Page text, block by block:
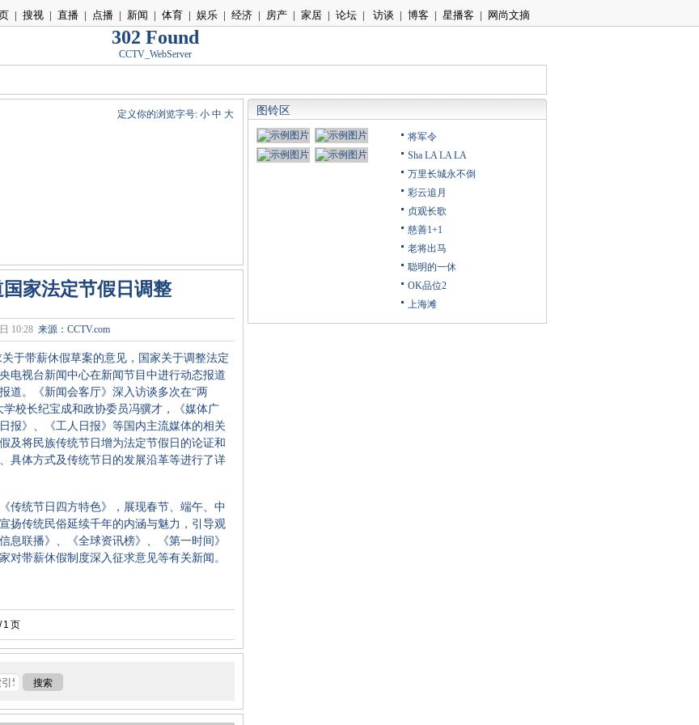
| 搜视 | 直播 | 点播 | 新闻 | 体育 | 娱乐 | 经济 | 房产 | 家居 | 论坛 | 访谈 | 博客 | 星播客 | 网尚文摘
302 Found
CCTV_WebServer
定义你的浏览字号: 小 中 大
家法定节假日调整
10:28来源： CCTV.com
带薪休假草案的意见，国家关于调整法定
电视台新闻中心在新闻节目中进行动态报道
道。《新闻会客厅》深入访谈多次在“两
校长纪宝成和政协委员冯骥才，《媒体广
报》、《工人日报》等国内主流媒体的相关
及将民族传统节日增为法定节假日的论证和
具体方式及传统节日的发展沿革等进行了详
统节日四方特色》，展现春节、端午、中
扬传统民俗延续千年的内涵与魅力，引导观
息联播》、《全球资讯榜》、《第一时间》
对带薪休假制度深入征求意见等有关新闻。
/ 1 页
搜索
图铃区
将军令
Sha LA LA LA
万里长城永不倒
彩云追月
贞观长歌
慈善1+1
老将出马
聪明的一休
OK品位2
上海滩